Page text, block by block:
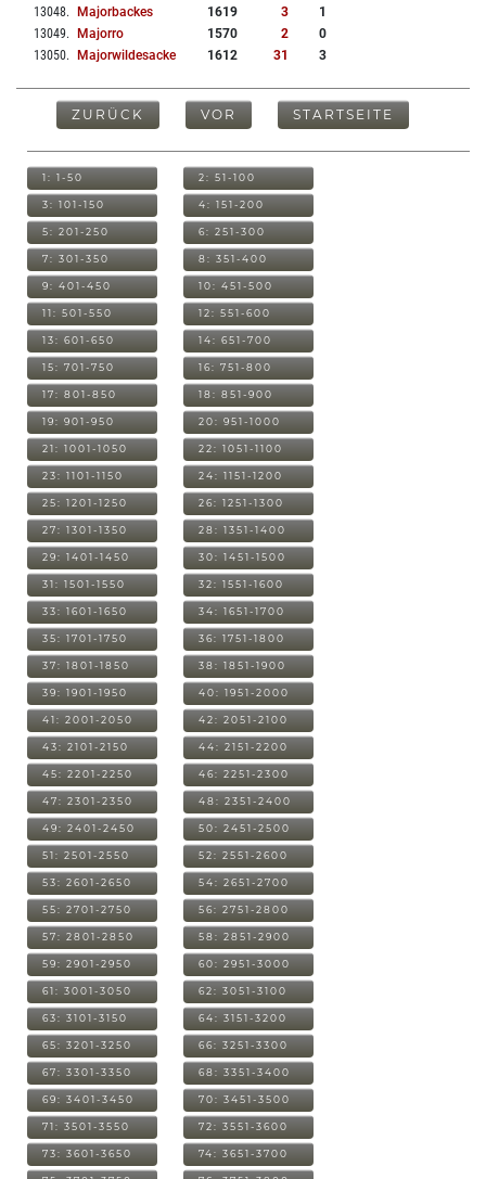
13048. Majorbackes 1619 3
1
13049. Majorro 1570 2
0
13050. Majorwildesacke 1612 31 3
ZURÜCK VOR STARTSEITE
1: 1-50 2: 51-100
3: 101-150 4: 151-200
5: 201-250 6: 251-300
7: 301-350 8: 351-400
9: 401-450 10: 451-500
11: 501-550 12: 551-600
13: 601-650 14: 651-700
15: 701-750 16: 751-800
17: 801-850 18: 851-900
19: 901-950 20: 951-1000
21: 1001-1050 22: 1051-1100
23: 1101-1150 24: 1151-1200
25: 1201-1250 26: 1251-1300
27: 1301-1350 28: 1351-1400
29: 1401-1450 30: 1451-1500
31: 1501-1550 32: 1551-1600
33: 1601-1650 34: 1651-1700
35: 1701-1750 36: 1751-1800
37: 1801-1850 38: 1851-1900
39: 1901-1950 40: 1951-2000
41: 2001-2050 42: 2051-2100
43: 2101-2150 44: 2151-2200
45: 2201-2250 46: 2251-2300
47: 2301-2350 48: 2351-2400
49: 2401-2450 50: 2451-2500
51: 2501-2550 52: 2551-2600
53: 2601-2650 54: 2651-2700
55: 2701-2750 56: 2751-2800
57: 2801-2850 58: 2851-2900
59: 2901-2950 60: 2951-3000
61: 3001-3050 62: 3051-3100
63: 3101-3150 64: 3151-3200
65: 3201-3250 66: 3251-3300
67: 3301-3350 68: 3351-3400
69: 3401-3450 70: 3451-3500
71: 3501-3550 72: 3551-3600
73: 3601-3650 74: 3651-3700